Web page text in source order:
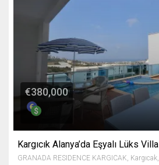
€380,000
Kargıcık Alanya’da Eşyalı Lüks Villa